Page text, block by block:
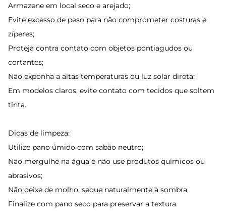
Armazene em local seco e arejado;
Evite excesso de peso para não comprometer costuras e
zíperes;
Proteja contra contato com objetos pontiagudos ou
cortantes;
Não exponha a altas temperaturas ou luz solar direta;
Em modelos claros, evite contato com tecidos que soltem
tinta.
Dicas de limpeza:
Utilize pano úmido com sabão neutro;
Não mergulhe na água e não use produtos químicos ou
abrasivos;
Não deixe de molho; seque naturalmente à sombra;
Finalize com pano seco para preservar a textura.